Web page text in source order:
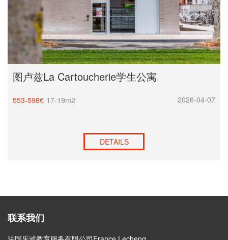
图卢兹La Cartoucherie学生公寓
553-598€ 17-19m2 2026-04-07
DETAILS
联系我们